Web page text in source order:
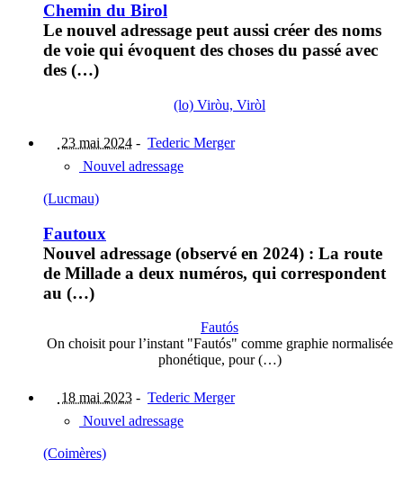
Chemin du Birol
Le nouvel adressage peut aussi créer des noms
de voie qui évoquent des choses du passé avec
des (…)
(lo) Viròu, Viròl
23 mai 2024 - Tederic Merger
Nouvel adressage
(Lucmau)
Fautoux
Nouvel adressage (observé en 2024) : La route
de Millade a deux numéros, qui correspondent
au (…)
Fautós
On choisit pour l’instant "Fautós" comme graphie normalisée
phonétique, pour (…)
18 mai 2023 - Tederic Merger
Nouvel adressage
(Coimères)